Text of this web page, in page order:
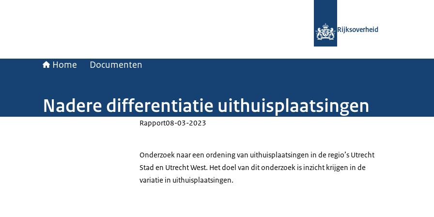
Rijksoverheid
Home Documenten
Nadere differentiatie uithuisplaatsingen
Rapport08-03-2023
Onderzoek naar een ordening van uithuisplaatsingen in de regio’s Utrecht
Stad en Utrecht West. Het doel van dit onderzoek is inzicht krijgen in de
variatie in uithuisplaatsingen.